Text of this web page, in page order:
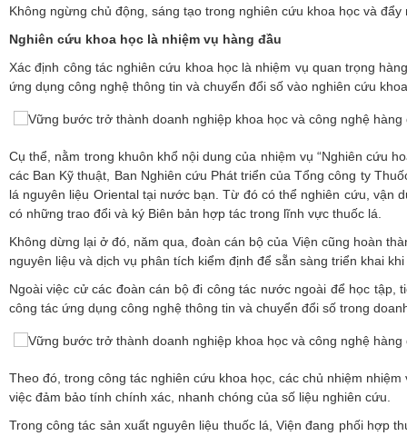
Không ngừng chủ động, sáng tạo trong nghiên cứu khoa học và
Nghiên cứu khoa học là nhiệm vụ hàng đầu
Xác định công tác nghiên cứu khoa học là nhiệm vụ quan trọng
ứng dụng công nghệ thông tin và chuyển đổi số vào nghiên cứu
Cụ thể, nằm trong khuôn khổ nội dung của nhiệm vụ “Nghiên cứu
các Ban Kỹ thuật, Ban Nghiên cứu Phát triển của Tổng công ty
lá nguyên liệu Oriental tại nước bạn. Từ đó có thể nghiên cứu, vận
có những trao đổi và ký Biên bản hợp tác trong lĩnh vực thuốc lá.
Không dừng lại ở đó, năm qua, đoàn cán bộ của Viện cũng hoàn
nguyên liệu và dịch vụ phân tích kiểm định để sẵn sàng triển khai
Ngoài việc cử các đoàn cán bộ đi công tác nước ngoài để học
công tác ứng dụng công nghệ thông tin và chuyển đổi số trong
Theo đó, trong công tác nghiên cứu khoa học, các chủ nhiệm
việc đảm bảo tính chính xác, nhanh chóng của số liệu nghiên cứu.
Trong công tác sản xuất nguyên liệu thuốc lá, Viện đang phối hợp